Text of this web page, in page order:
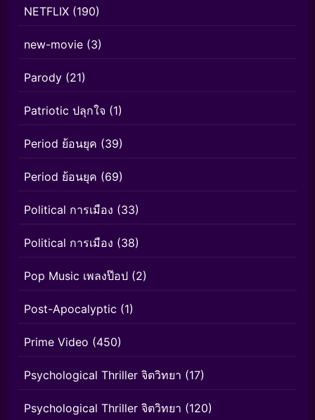
NETFLIX (190)
new-movie (3)
Parody (21)
Patriotic ปลุกใจ (1)
Period ย้อนยุค (39)
Period ย้อนยุค (69)
Political การเมือง (33)
Political การเมือง (38)
Pop Music เพลงป๊อป (2)
Post-Apocalyptic (1)
Prime Video (450)
Psychological Thriller จิตวิทยา (17)
Psychological Thriller จิตวิทยา (120)